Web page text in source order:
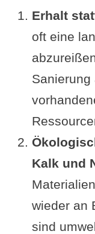
Holz
bei
von
Im
Erhalt
oft eine
Sanierung
Kalk und
wieder an
sind